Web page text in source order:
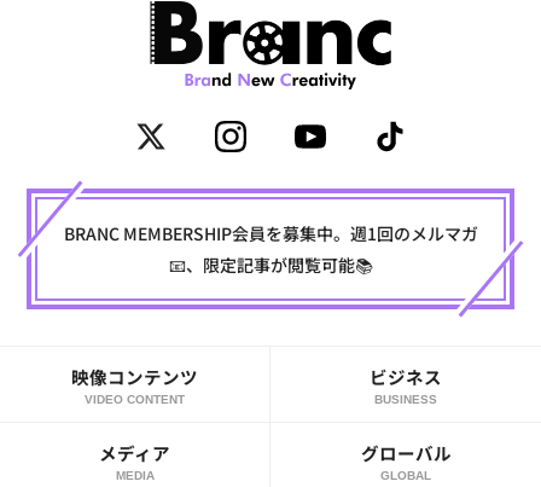
BRANC MEMBERSHIP会員を募集中。週1回のメルマガ
📧、限定記事が閲覧可能📚
映像コンテンツ
VIDEO CONTENT
ビジネス
BUSINESS
メディア
MEDIA
グローバル
GLOBAL